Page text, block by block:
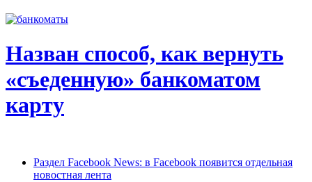
Назван способ, как вернуть
«съеденную» банкоматом
карту
Раздел Facebook News: в Facebook появится отдельная
новостная лента